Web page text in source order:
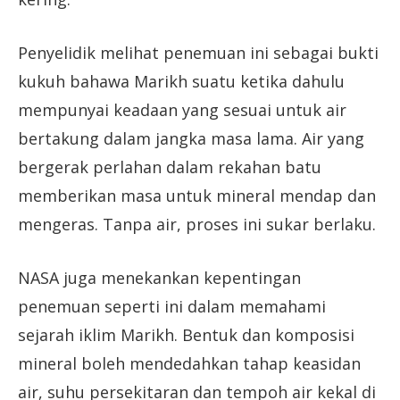
Penyelidik melihat penemuan ini sebagai bukti
kukuh bahawa Marikh suatu ketika dahulu
mempunyai keadaan yang sesuai untuk air
bertakung dalam jangka masa lama. Air yang
bergerak perlahan dalam rekahan batu
memberikan masa untuk mineral mendap dan
mengeras. Tanpa air, proses ini sukar berlaku.
NASA juga menekankan kepentingan
penemuan seperti ini dalam memahami
sejarah iklim Marikh. Bentuk dan komposisi
mineral boleh mendedahkan tahap keasidan
air, suhu persekitaran dan tempoh air kekal di